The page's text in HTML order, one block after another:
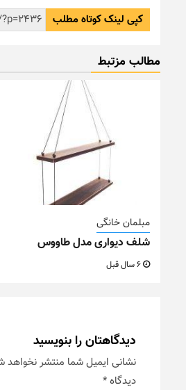
کپی لینک کوتاه مطلب
مطالب مزتبط
مبلمان خانگی
شلف دیواری مدل طاووس
دیدگاهتان را بنویسید
نشانی ایمیل شما منتشر نخواهد
دیدگاه*